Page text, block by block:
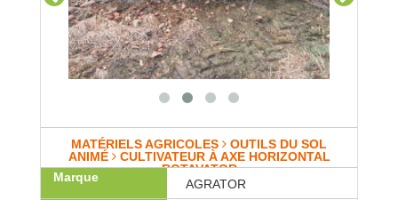
MATÉRIELS AGRICOLES
OUTILS DU SOL
ANIMÉ CULTIVATEUR À AXE HORIZONTAL
ROTAVATOR
Marque
AGRATOR